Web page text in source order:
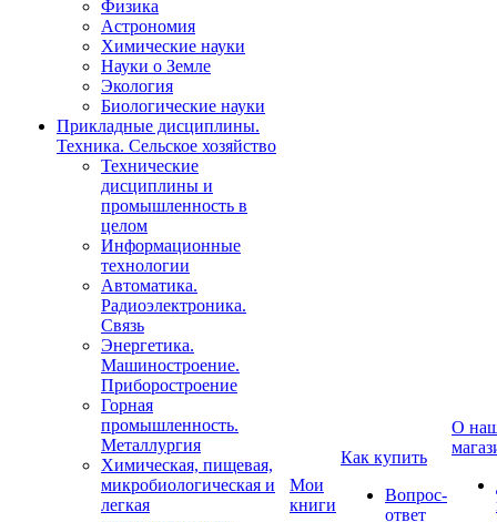
Физика
Астрономия
Химические науки
Науки о Земле
Экология
Биологические науки
Прикладные дисциплины.
Техника. Сельское хозяйство
Технические
дисциплины и
промышленность в
целом
Информационные
технологии
Автоматика.
Радиоэлектроника.
Связь
Энергетика.
Машиностроение.
Приборостроение
Горная
промышленность.
Металлургия
Химическая, пищевая,
микробиологическая и
легкая
Мои
книги
Как купить
Вопрос-
ответ
О